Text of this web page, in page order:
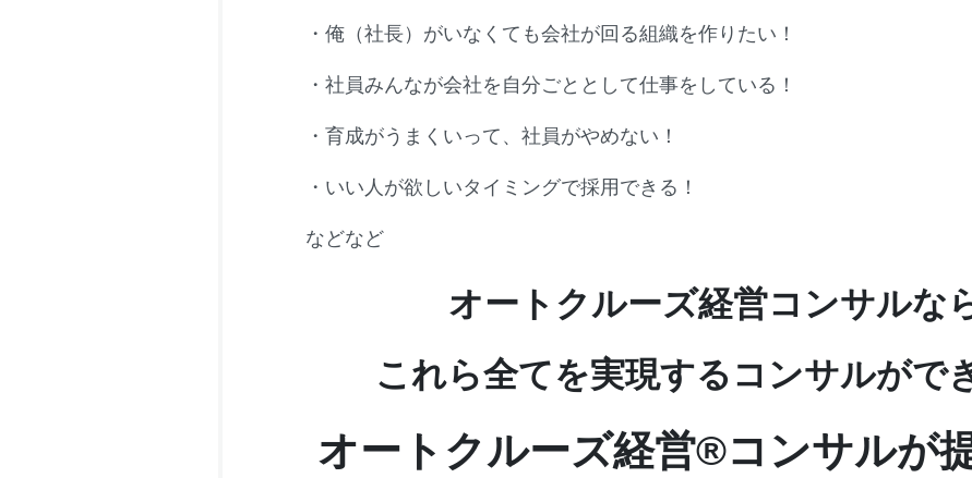
・俺（社長）がいなくても会社が回る組織を作りたい！
・社員みんなが会社を自分ごととして仕事をしている！
・育成がうまくいって、社員がやめない！
・いい人が欲しいタイミングで採用できる！
などなど
オートクルーズ経営コンサルな
これら全てを実現するコンサルがで
オートクルーズ経営®︎コンサルが